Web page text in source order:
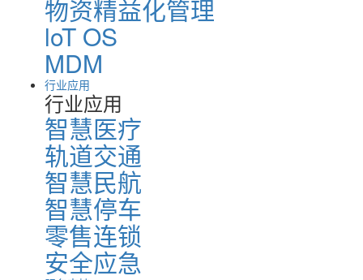
物资精益化管理
loT OS
MDM
行业应用
行业应用
智慧医疗
轨道交通
智慧民航
智慧停车
零售连锁
安全应急